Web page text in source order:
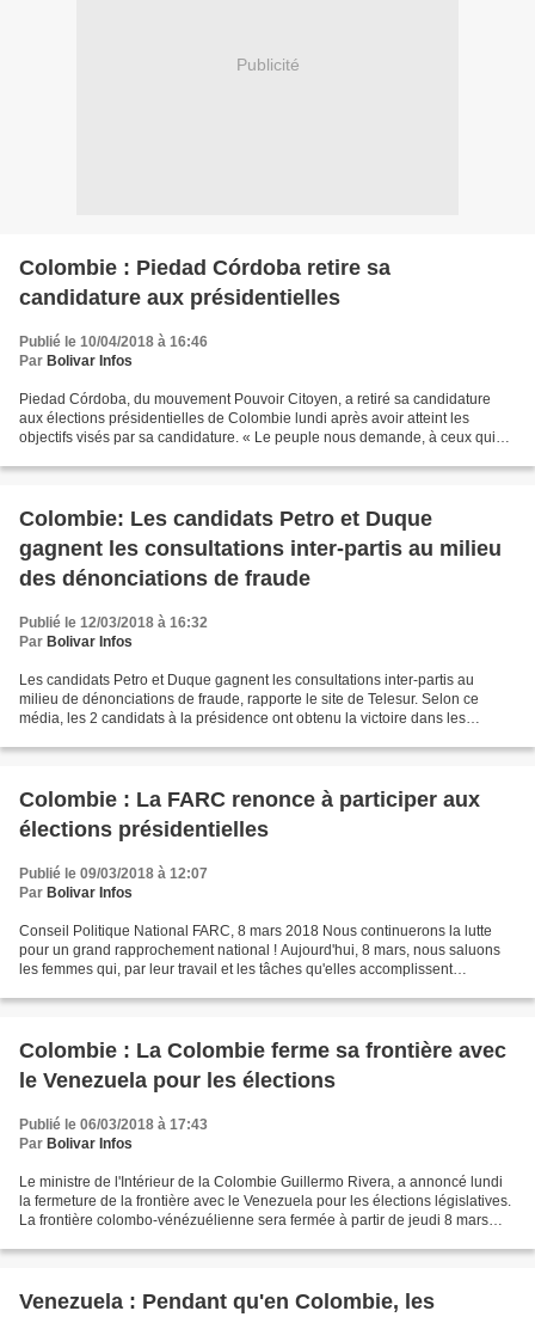
Publicité
Colombie : Piedad Córdoba retire sa
candidature aux présidentielles
Publié le 10/04/2018 à 16:46
Par Bolivar Infos
Piedad Córdoba, du mouvement Pouvoir Citoyen, a retiré sa candidature
aux élections présidentielles de Colombie lundi après avoir atteint les
objectifs visés par sa candidature. « Le peuple nous demande, à ceux qui
Colombie: Les candidats Petro et Duque
gagnent les consultations inter-partis au milieu
des dénonciations de fraude
Publié le 12/03/2018 à 16:32
Par Bolivar Infos
Les candidats Petro et Duque gagnent les consultations inter-partis au
milieu de dénonciations de fraude, rapporte le site de Telesur. Selon ce
média, les 2 candidats à la présidence ont obtenu la victoire dans les
Colombie : La FARC renonce à participer aux
élections présidentielles
Publié le 09/03/2018 à 12:07
Par Bolivar Infos
Conseil Politique National FARC, 8 mars 2018 Nous continuerons la lutte
pour un grand rapprochement national ! Aujourd'hui, 8 mars, nous saluons
les femmes qui, par leur travail et les tâches qu'elles accomplissent
Colombie : La Colombie ferme sa frontière avec
le Venezuela pour les élections
Publié le 06/03/2018 à 17:43
Par Bolivar Infos
Le ministre de l'Intérieur de la Colombie Guillermo Rivera, a annoncé lundi
la fermeture de la frontière avec le Venezuela pour les élections législatives.
La frontière colombo-vénézuélienne sera fermée à partir de jeudi 8 mars
Venezuela : Pendant qu'en Colombie, les